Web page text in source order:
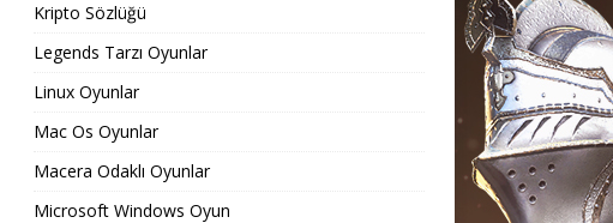
Kripto Sözlüğü
Legends Tarzı Oyunlar
Linux Oyunlar
Mac Os Oyunlar
Macera Odaklı Oyunlar
Microsoft Windows Oyun